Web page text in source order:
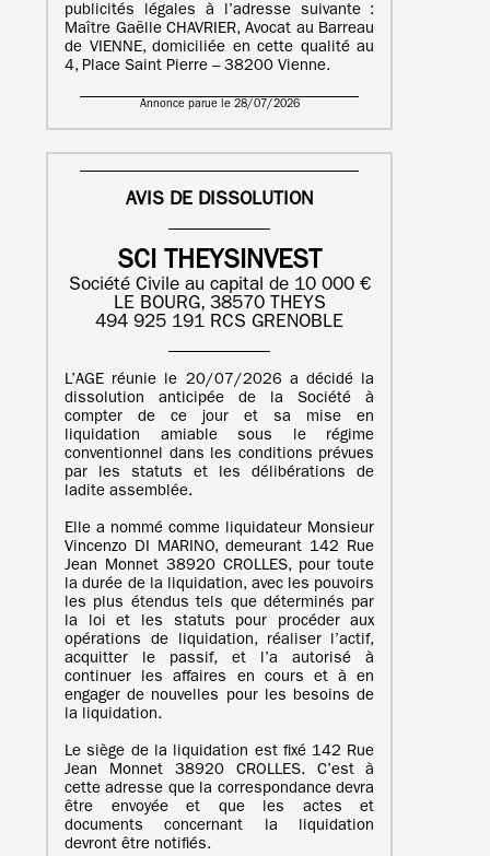
publicités légales à l’adresse suivante :
Maître Gaëlle CHAVRIER, Avocat au Barreau
de VIENNE, domiciliée en cette qualité au
4, Place Saint Pierre – 38200 Vienne.
Annonce parue le 28/07/2026
AVIS DE DISSOLUTION
SCI THEYSINVEST
Société Civile au capital de 10 000 €
LE BOURG, 38570 THEYS
494 925 191 RCS GRENOBLE
L’AGE réunie le 20/07/2026 a décidé la
dissolution anticipée de la Société à
compter de ce jour et sa mise en
liquidation amiable sous le régime
conventionnel dans les conditions prévues
par les statuts et les délibérations de
ladite assemblée.
Elle a nommé comme liquidateur Monsieur
Vincenzo DI MARINO, demeurant 142 Rue
Jean Monnet 38920 CROLLES, pour toute
la durée de la liquidation, avec les pouvoirs
les plus étendus tels que déterminés par
la loi et les statuts pour procéder aux
opérations de liquidation, réaliser l’actif,
acquitter le passif, et l’a autorisé à
continuer les affaires en cours et à en
engager de nouvelles pour les besoins de
la liquidation.
Le siège de la liquidation est fixé 142 Rue
Jean Monnet 38920 CROLLES. C’est à
cette adresse que la correspondance devra
être envoyée et que les actes et
documents concernant la liquidation
devront être notifiés.